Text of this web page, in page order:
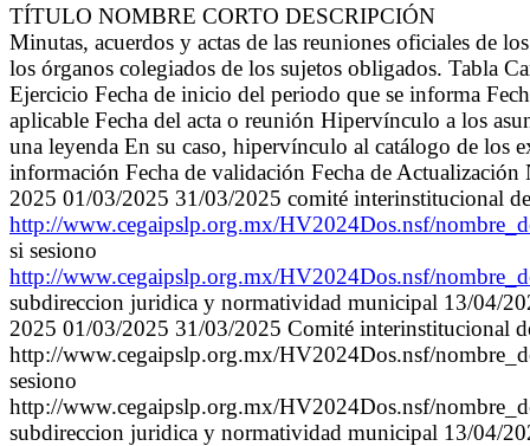
TÍTULO NOMBRE CORTO DESCRIPCIÓN
Minutas, acuerdos y actas de las reuniones oficiales de
los órganos colegiados de los sujetos obligados. Tabla
Ejercicio Fecha de inicio del periodo que se informa
aplicable Fecha del acta o reunión Hipervínculo a los
una leyenda En su caso, hipervínculo al catálogo de los
información Fecha de validación Fecha de Actualización
2025 01/03/2025 31/03/2025 comité interinstitucional
http://www.cegaipslp.org.mx/HV2024Dos.nsf/
si sesiono
http://www.cegaipslp.org.mx/HV2024Dos.nsf/
subdireccion juridica y normatividad municipal 13/04/
2025 01/03/2025 31/03/2025 Comité interinstitucional
http://www.cegaipslp.org.mx/HV2024Dos.nsf/
sesiono
http://www.cegaipslp.org.mx/HV2024Dos.nsf/
subdireccion juridica y normatividad municipal 13/04/